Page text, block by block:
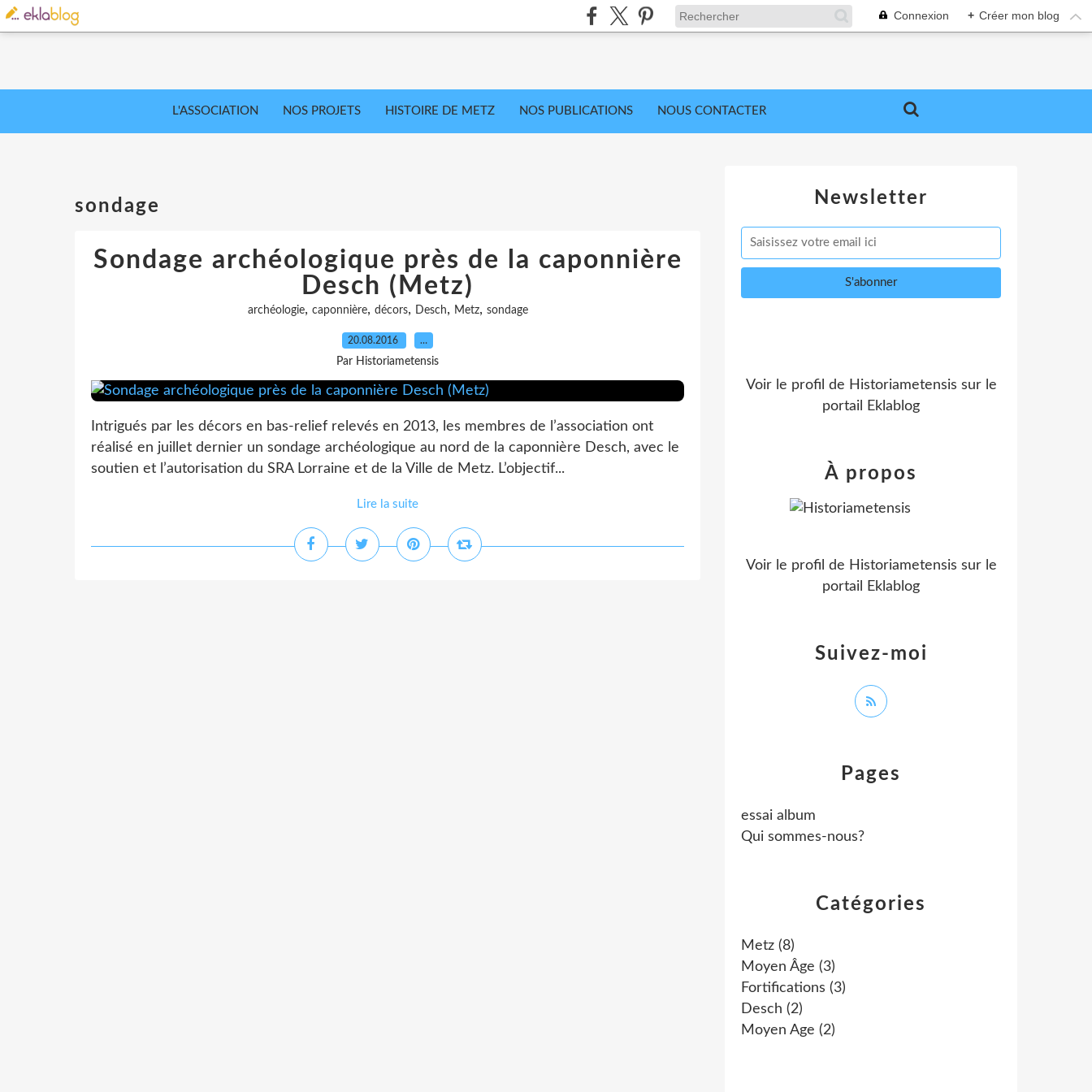
Connexion + Créer mon blog
L'ASSOCIATION NOS PROJETS HISTOIRE DE METZ NOS PUBLICATIONS NOUS CONTACTER
sondage
Sondage archéologique près de la caponnière
Desch (Metz)
archéologie, caponnière, décors, Desch, Metz, sondage
20.08.2016 …
Par Historiametensis
Intrigués par les décors en bas-relief relevés en 2013, les membres de l’association ont
réalisé en juillet dernier un sondage archéologique au nord de la caponnière Desch, avec le
soutien et l’autorisation du SRA Lorraine et de la Ville de Metz. L’objectif...
Lire la suite
Newsletter
Catégories
Metz (8)
Moyen Âge (3)
Fortifications (3)
Desch (2)
Moyen Age (2)
Pages
essai album
Qui sommes-nous?
Voir le profil de Historiametensis sur le
portail Eklablog
Suivez-moi
À propos
Voir le profil de Historiametensis sur le
portail Eklablog